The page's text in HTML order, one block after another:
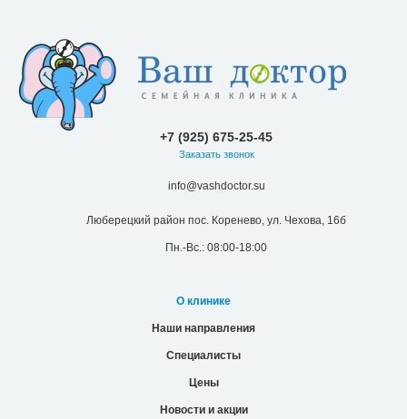
+7 (925) 675-25-45
Заказать звонок
info@vashdoctor.su
Люберецкий район пос. Коренево, ул. Чехова, 16б
Пн.-Вс.: 08:00-18:00
О клинике
Наши направления
Специалисты
Цены
Новости и акции